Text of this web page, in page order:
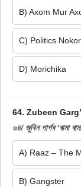
B) Axom Mur
C) Politics
D) Morichika
64. Zubeen
৬৪/ জুবিন গাৰ্গৰ ‘ৰামা
A) Raaz – The
B) Gangster